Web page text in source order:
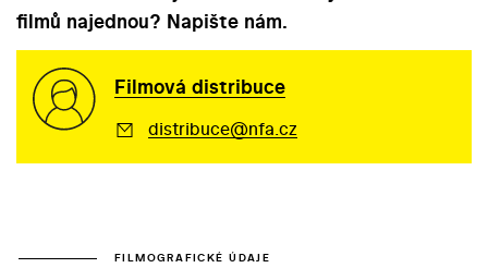
filmů najednou? Napište nám.
Filmová distribuce
distribuce@nfa.cz
FILMOGRAFICKÉ ÚDAJE